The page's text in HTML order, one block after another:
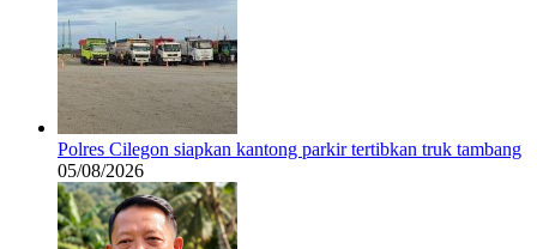
Polres Cilegon siapkan kantong parkir tertibkan truk tambang
05/08/2026